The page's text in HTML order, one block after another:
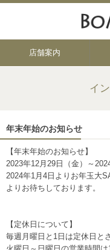
店舗案内
イ
年末年始のお知らせ
【年末年始のお知らせ】
2023年12月29日（金）～
2024年1月4日よりお年玉大
よりお待ちしております。
【定休日について】
毎週月曜日と1日は定休日と